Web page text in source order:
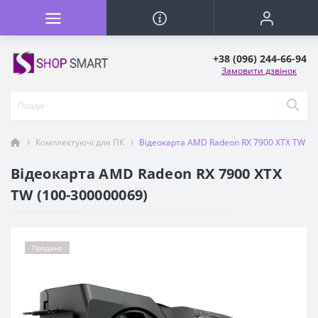
+38 (096) 244-66-94
Замовити дзвінок
Комплектуючі для ПК Відеокарта AMD Radeon RX 7900 XTX TW
Відеокарта AMD Radeon RX 7900 XTX
TW (100-300000069)
Продано